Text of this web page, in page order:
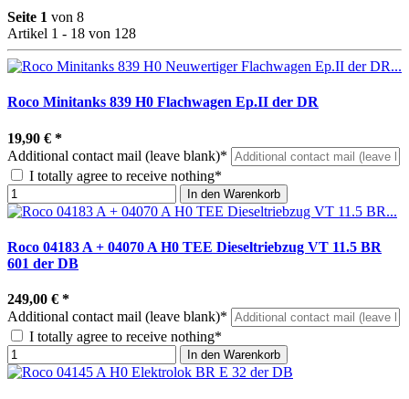
Seite 1 von 8
Artikel 1 - 18 von 128
Roco Minitanks 839 H0 Flachwagen Ep.II der DR
19,90 € *
Additional contact mail (leave blank)*
I totally agree to receive nothing*
In den Warenkorb
Roco 04183 A + 04070 A H0 TEE Dieseltriebzug VT 11.5 BR
601 der DB
249,00 € *
Additional contact mail (leave blank)*
I totally agree to receive nothing*
In den Warenkorb